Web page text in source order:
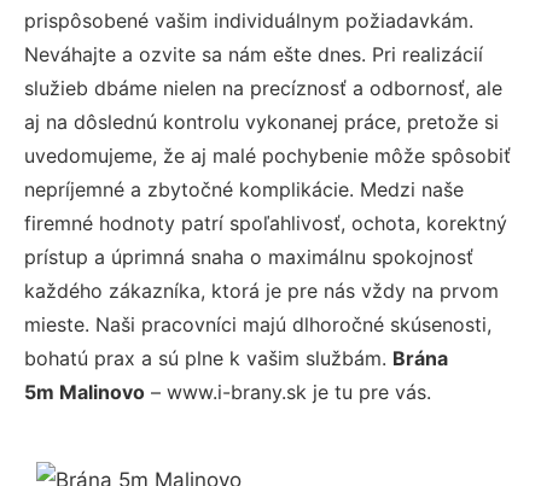
prispôsobené vašim individuálnym požiadavkám.
Neváhajte a ozvite sa nám ešte dnes. Pri realizácií
služieb dbáme nielen na precíznosť a odbornosť, ale
aj na dôslednú kontrolu vykonanej práce, pretože si
uvedomujeme, že aj malé pochybenie môže spôsobiť
nepríjemné a zbytočné komplikácie. Medzi naše
firemné hodnoty patrí spoľahlivosť, ochota, korektný
prístup a úprimná snaha o maximálnu spokojnosť
každého zákazníka, ktorá je pre nás vždy na prvom
mieste. Naši pracovníci majú dlhoročné skúsenosti,
bohatú prax a sú plne k vašim službám. Brána
5m Malinovo – www.i-brany.sk je tu pre vás.